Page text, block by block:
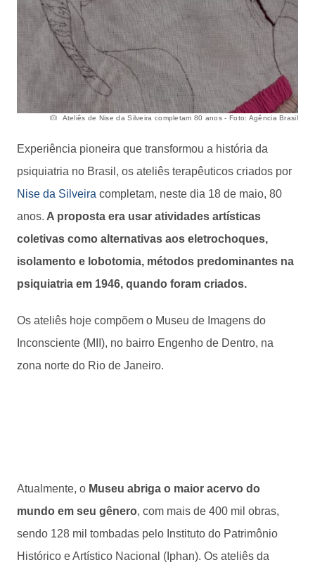
Ateliês de Nise da Silveira completam 80 anos - Foto: Agência Brasil
Experiência pioneira que transformou a história da
psiquiatria no Brasil, os ateliês terapêuticos criados por
Nise da Silveira completam, neste dia 18 de maio, 80
anos. A proposta era usar atividades artísticas
coletivas como alternativas aos eletrochoques,
isolamento e lobotomia, métodos predominantes na
psiquiatria em 1946, quando foram criados.
Os ateliês hoje compõem o Museu de Imagens do
Inconsciente (MII), no bairro Engenho de Dentro, na
zona norte do Rio de Janeiro.
Atualmente, o Museu abriga o maior acervo do
mundo em seu gênero, com mais de 400 mil obras,
sendo 128 mil tombadas pelo Instituto do Patrimônio
Histórico e Artístico Nacional (Iphan). Os ateliês da